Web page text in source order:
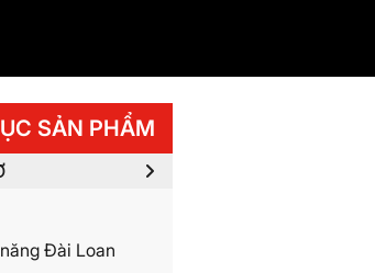
SẢN PHẨM
Đài Loan